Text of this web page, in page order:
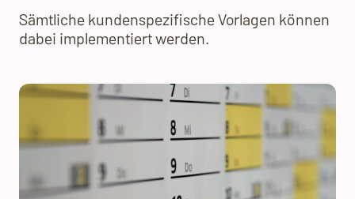
Sämtliche kundenspezifische Vorlagen können
dabei implementiert werden.